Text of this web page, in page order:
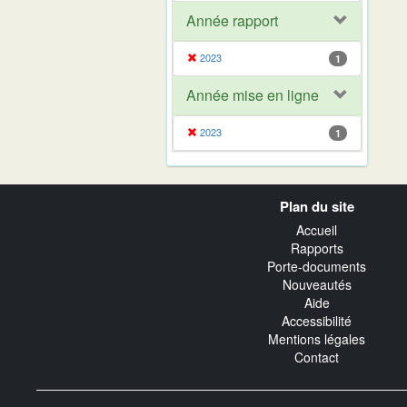
Année rapport
2023 1
Année mise en ligne
2023 1
Plan du site
Accueil
Rapports
Porte-documents
Nouveautés
Aide
Accessibilité
Mentions légales
Contact